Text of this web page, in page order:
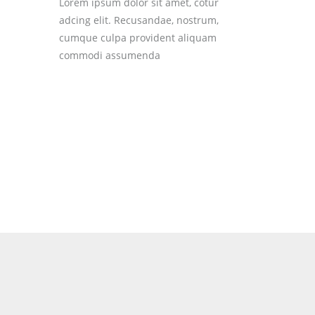
adcing elit. Recusandae, nostrum,
cumque culpa provident aliquam
commodi assumenda